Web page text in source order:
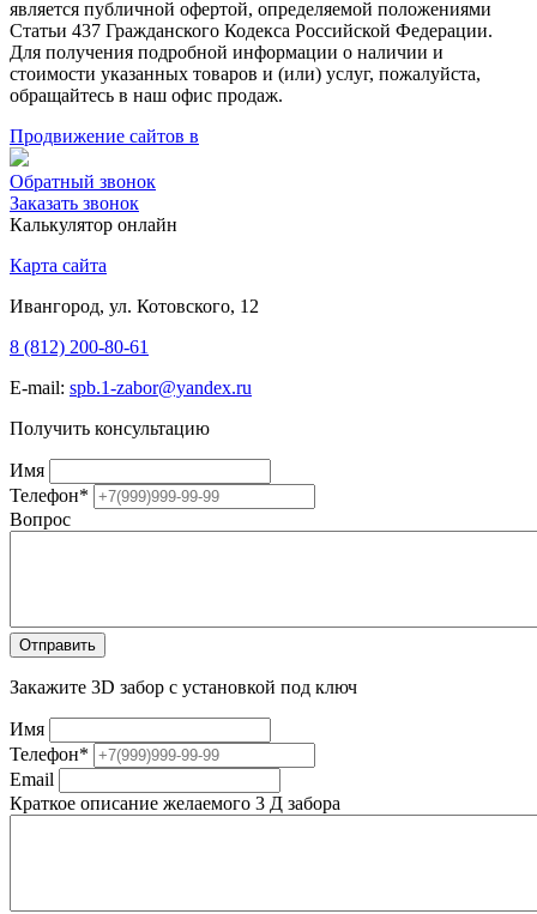
является публичной офертой, определяемой положениями
Статьи 437 Гражданского Кодекса Российской Федерации.
Для получения подробной информации о наличии и
стоимости указанных товаров и (или) услуг, пожалуйста,
обращайтесь в наш офис продаж.
Продвижение сайтов в
Обратный звонок
Заказать звонок
Калькулятор онлайн
Карта сайта
Ивангород, ул. Котовского, 12
8 (812) 200-80-61
E-mail: spb.1-zabor@yandex.ru
Получить консультацию
Имя
Телефон*
Вопрос
Закажите 3D забор с установкой под ключ
Имя
Телефон*
Email
Краткое описание желаемого 3 Д забора